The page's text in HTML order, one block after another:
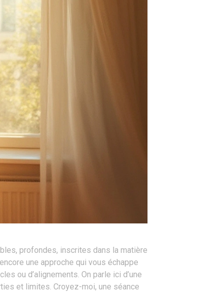
profondes, inscrites dans la matière
une approche qui vous échappe
ou d’alignements. On parle ici d’une
et limites. Croyez-moi, une séance